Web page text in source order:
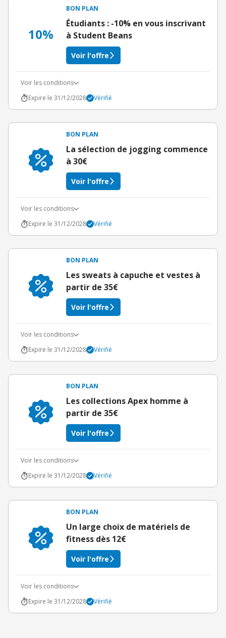
10%
BON PLAN
Étudiants : -10% en vous inscrivant
à Student Beans
Voir l'offre
Voir les conditions
Expire le 31/12/2028
Vérifié
BON PLAN
La sélection de jogging commence
à 30€
Voir l'offre
Voir les conditions
Expire le 31/12/2028
Vérifié
BON PLAN
Les sweats à capuche et vestes à
partir de 35€
Voir l'offre
Voir les conditions
Expire le 31/12/2028
Vérifié
BON PLAN
Les collections Apex homme à
partir de 35€
Voir l'offre
Voir les conditions
Expire le 31/12/2028
Vérifié
BON PLAN
Un large choix de matériels de
fitness dès 12€
Voir l'offre
Voir les conditions
Expire le 31/12/2028
Vérifié